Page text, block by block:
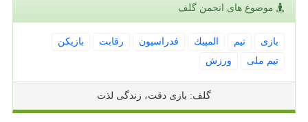
موضوع های انجمن گلف
بازی تیم المپیك فدراسیون رقابت
بازیكن
تیم ملی
ورزش
گلف: بازی دقت، زندگی لذت